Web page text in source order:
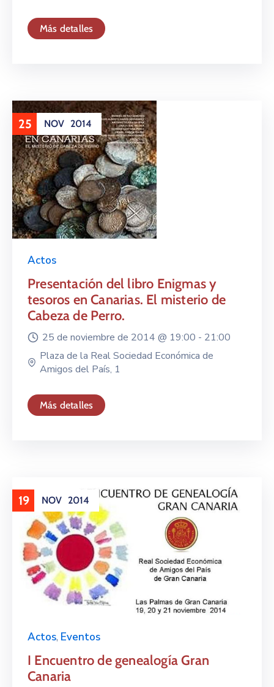
Más detalles
25 NOV 2014
Actos
Presentación del libro Enigmas y
tesoros en Canarias. El misterio de
Cabeza de Perro.
25 de noviembre de 2014 @ 19:00 - 21:00
Plaza de la Real Sociedad Económica de
Amigos del País, 1
Más detalles
19 NOV 2014
Actos, Eventos
I Encuentro de genealogía Gran
Canaria